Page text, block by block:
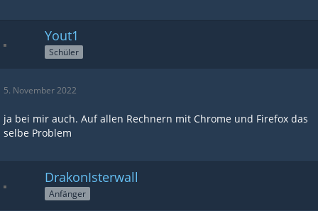
Yout1
Schüler
5. November 2022
ja bei mir auch. Auf allen Rechnern mit Chrome und Firefox das
selbe Problem
DrakonIsterwall
Anfänger